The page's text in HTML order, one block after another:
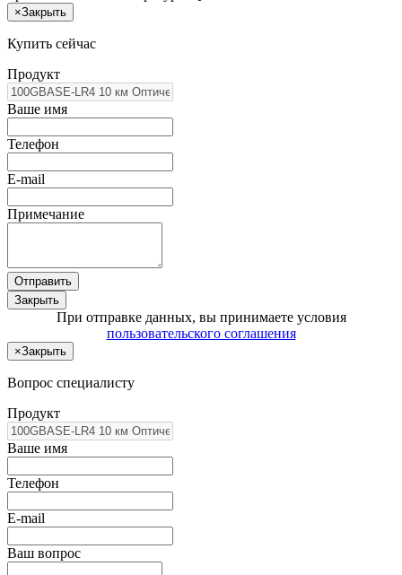
×Закрыть
Купить сейчас
Продукт
Ваше имя
Телефон
E-mail
Примечание
Отправить
Закрыть
При отправке данных, вы принимаете условия
пользовательского соглашения
×Закрыть
Вопрос специалисту
Продукт
Ваше имя
Телефон
E-mail
Ваш вопрос